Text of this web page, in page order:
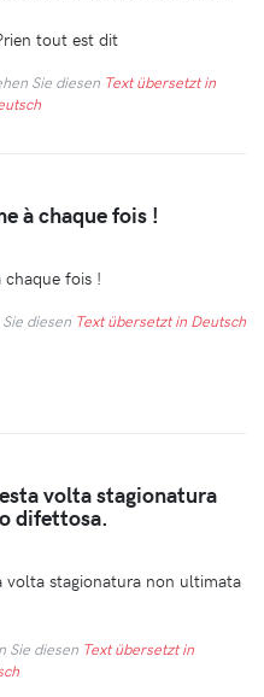
tout est dit
Sie diesen Text übersetzt in
à chaque fois !
fois !
diesen Text übersetzt in Deutsch
volta stagionatura
difettosa.
volta stagionatura non ultimata
Sie diesen Text übersetzt in